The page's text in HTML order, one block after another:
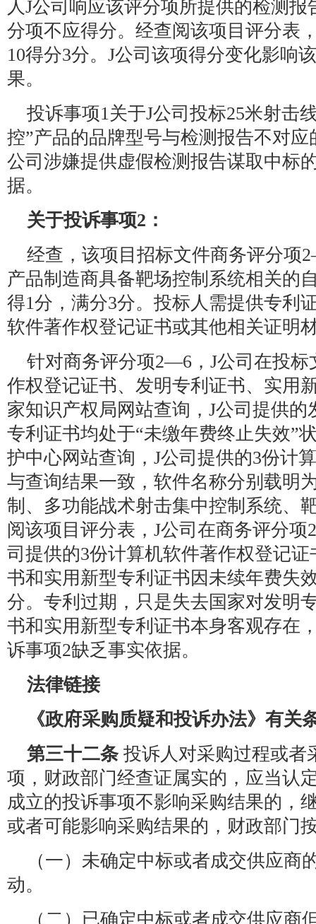
人J公司响应该评分项所提供的检测
分项不应得分。经查阅该项目评分表
10得分3分。J公司该项得分变化影响
果。
投诉事项1关于J公司投标25米射击
控”产品的品牌型号与检测报告不对
公司涉嫌提供虚假检测报告谋取中标
据。
关于投诉事项2：
经查，该项目招标文件商务评分项
产品制造商具备靶场控制系统相关的
得1分，满分3分。投标人需提供专利
软件著作权登记证书或其他相关证明
针对商务评分项2—6，J公司在投标
作权登记证书、发明专利证书、实用
家知识产权局网站查询，J公司提供
专利证书均处于“未缴年费终止失效”
护中心网站查询，J公司提供的3份计
与查询结果一致，软件名称分别载明
制、多功能战术射击集中控制系统、
阅该项目评分表，J公司在商务评分
司提供的3份计算机软件著作权登记
书和实用新型专利证书因未续年费失
分。专利过期，只是失去国家对发明
书和实用新型专利证书本身客观存在
诉事项2缺乏事实依据。
法律链接
《政府采购质疑和投诉办法》有关
第三十二条 投诉人对采购过程或者
项，财政部门经查证属实的，应当认
成立的投诉事项不影响采购结果的，
或者可能影响采购结果的，财政部门
（一）未确定中标或者成交供应商
动。
（二）已确定中标或者成交供应商